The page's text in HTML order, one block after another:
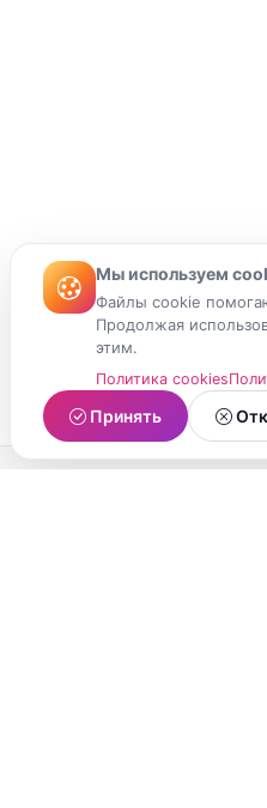
Мы используем
Файлы cookie
Продолжая
этим.
Политика cookies
Принять